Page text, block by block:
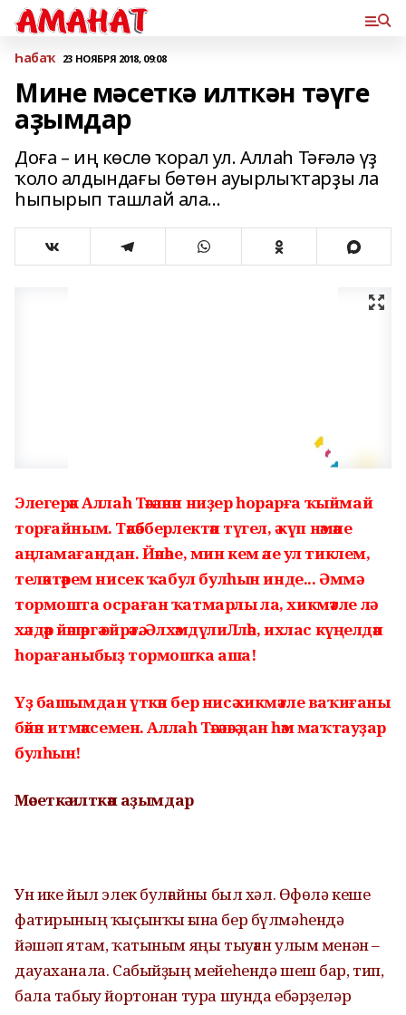
Һабаҡ 23 НОЯБРЯ 2018, 09:08
Мине мәсеткә илткән тәүге
аҙымдар
Доға – иң көслө ҡорал ул. Аллаһ Тәғәлә үҙ
ҡоло алдындағы бөтөн ауырлыҡтарҙы ла
һыпырып ташлай ала...
Элегерәк Аллаһ Тәғәләнән ниҙер һорарға ҡыймай
торғайным. Тәкәбберлектән түгел, ә күп нәмәне
аңламағандан. Йәнәһе, мин кем әле ул тиклем,
теләктәрем нисек ҡабул булһын инде... Әммә
тормошта осраған ҡатмарлы ла, хикмәтле лә
хәлдәр йәшәргә өйрәтә. ӘлхәмдүлиЛләһ, ихлас күңелдән
һорағаныбыҙ тормошҡа аша!
Үҙ башымдан үткән бер нисә хикмәтле ваҡиғаны
бәйән итмәксемен. Аллаһ Тәғәләгә дан һәм маҡтауҙар
булһын!
Мәсеткә илткән аҙымдар
Ун ике йыл элек булғайны был хәл. Өфөлә кеше
фатирының ҡыҫынҡы ғына бер бүлмәһендә
йәшәп ятам, ҡатыным яңы тыуған улым менән –
дауаханала. Сабыйҙың мейеһендә шеш бар, тип,
бала табыу йортонан тура шунда ебәрҙеләр